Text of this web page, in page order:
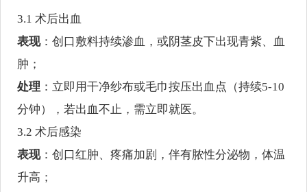
3.1 术后出血
表现：创口敷料持续渗血，或阴茎皮下出现青紫、血
肿；
处理 ：立即用干净纱布或毛巾按压出血点（持续5-10
分钟），若出血不止，需立即就医。
3.2 术后感染
表现：创口红肿、疼痛加剧，伴有脓性分泌物，体温
升高；